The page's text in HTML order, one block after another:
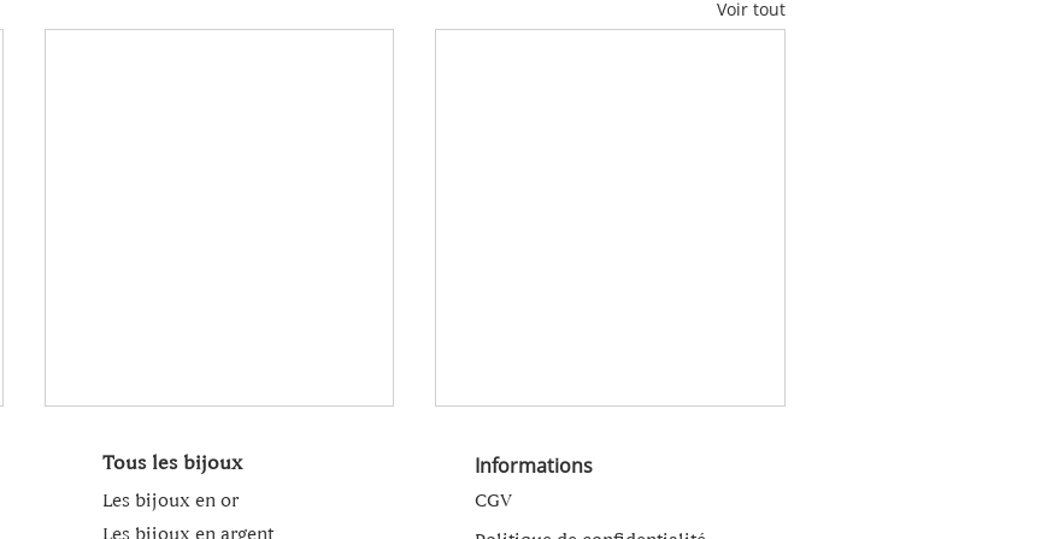
Voir tout
Tous les bijoux
Les bijoux en or
Les bijoux en argent
Informations
CGV